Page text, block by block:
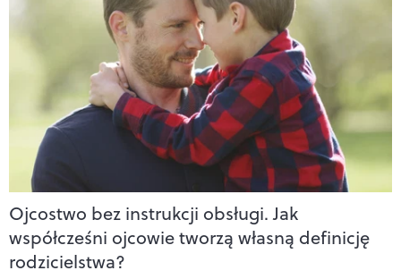
Ojcostwo bez instrukcji obsługi. Jak
współcześni ojcowie tworzą własną definicję
rodzicielstwa?